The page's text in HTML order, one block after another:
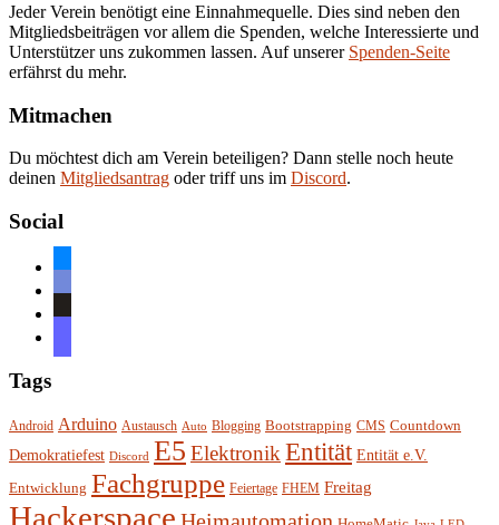
Jeder Verein benötigt eine Einnahmequelle. Dies sind neben den
Mitgliedsbeiträgen vor allem die Spenden, welche Interessierte und
Unterstützer uns zukommen lassen. Auf unserer Spenden-Seite
erfährst du mehr.
Mitmachen
Du möchtest dich am Verein beteiligen? Dann stelle noch heute
deinen Mitgliedsantrag oder triff uns im Discord.
Social
Tags
Android Arduino Austausch Auto Blogging Bootstrapping CMS Countdown
Demokratiefest Discord E5 Elektronik Entität Entität e.V.
Entwicklung Fachgruppe Feiertage FHEM Freitag
Hackerspace